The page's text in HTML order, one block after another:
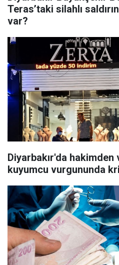
Teras’taki silahlı
var?
Diyarbakır'da hakimden
kuyumcu vurgununda